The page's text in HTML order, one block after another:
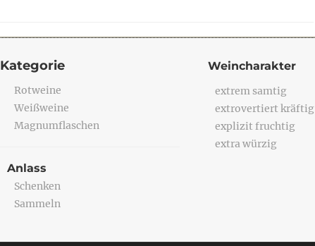
Kategorie
Rotweine
Weißweine
Magnumflaschen
Anlass
Schenken
Sammeln
Weincharakter
extrem samtig
extrovertiert kräftig
explizit fruchtig
extra würzig